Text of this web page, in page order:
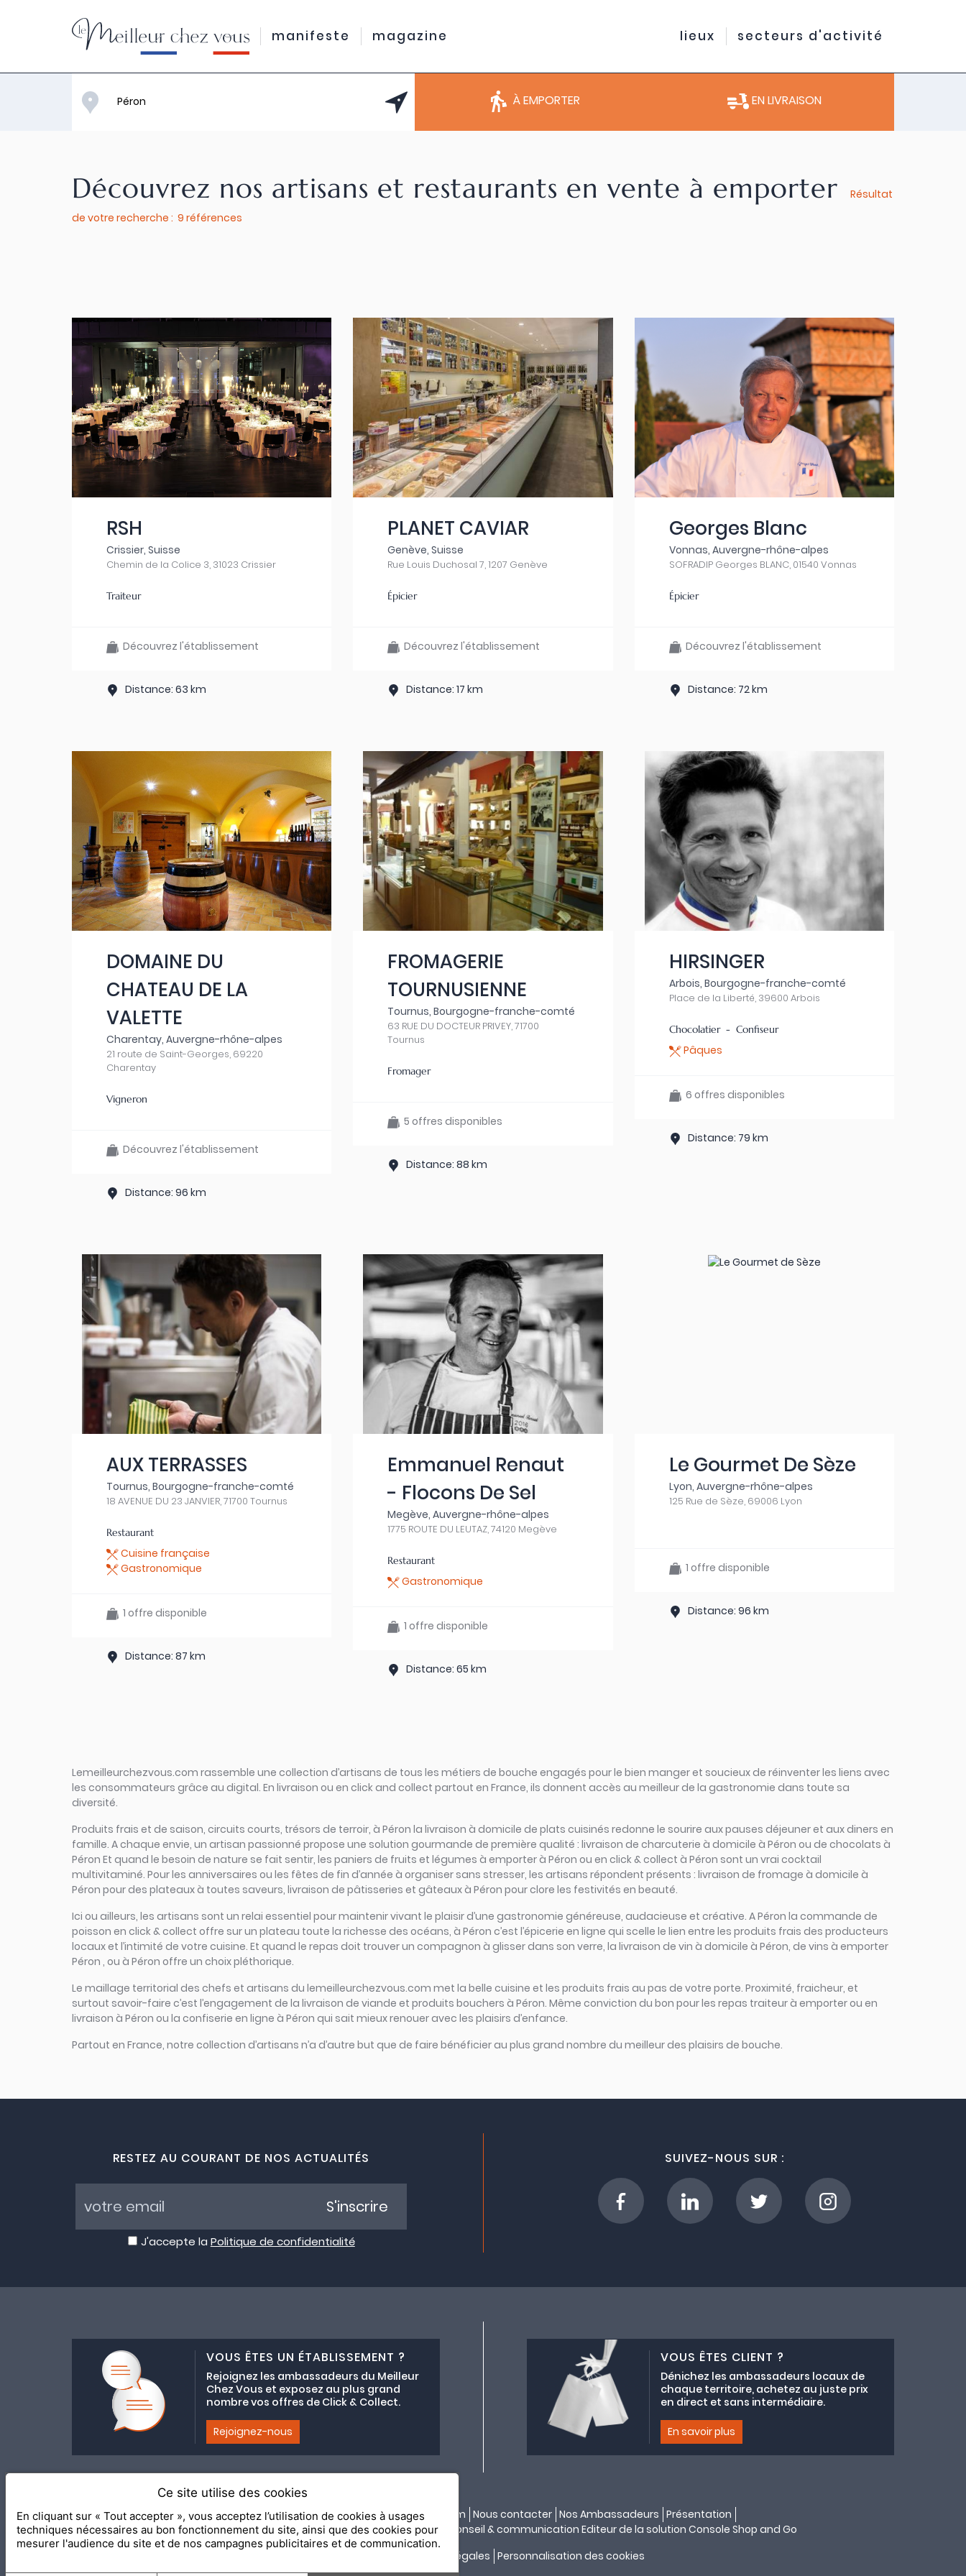
manifeste magazine lieux secteurs d'activité
À EMPORTER EN LIVRAISON
Découvrez nos artisans et restaurants en vente à emporter
Résultat
de votre recherche : 9 références
RSH
Crissier, Suisse
Chemin de la Colice 3, 31023 Crissier
Traiteur
Découvrez l'établissement
Distance: 63 km
PLANET CAVIAR
Genève, Suisse
Rue Louis Duchosal 7, 1207 Genève
Épicier
Découvrez l'établissement
Distance: 17 km
Georges Blanc
Vonnas, Auvergne-rhône-alpes
SOFRADIP Georges BLANC, 01540 Vonnas
Épicier
Découvrez l'établissement
Distance: 72 km
DOMAINE DU
CHATEAU DE LA
VALETTE
Charentay, Auvergne-rhône-alpes
21 route de Saint-Georges, 69220
Charentay
Vigneron
Découvrez l'établissement
Distance: 96 km
FROMAGERIE
TOURNUSIENNE
Tournus, Bourgogne-franche-comté
63 RUE DU DOCTEUR PRIVEY, 71700
Tournus
Fromager
5 offres disponibles
Distance: 88 km
HIRSINGER
Arbois, Bourgogne-franche-comté
Place de la Liberté, 39600 Arbois
Chocolatier - Confiseur
Pâques
6 offres disponibles
Distance: 79 km
AUX TERRASSES
Tournus, Bourgogne-franche-comté
18 AVENUE DU 23 JANVIER, 71700 Tournus
Restaurant
Cuisine française
Gastronomique
1 offre disponible
Distance: 87 km
Emmanuel Renaut
- Flocons De Sel
Megève, Auvergne-rhône-alpes
1775 ROUTE DU LEUTAZ, 74120 Megève
Restaurant
Gastronomique
1 offre disponible
Distance: 65 km
Le Gourmet De Sèze
Lyon, Auvergne-rhône-alpes
125 Rue de Sèze, 69006 Lyon
1 offre disponible
Distance: 96 km
Lemeilleurchezvous.com rassemble une collection d’artisans de tous les métiers de bouche engagés pour le bien manger et soucieux de réinventer les liens avec
les consommateurs grâce au digital. En livraison ou en click and collect partout en France, ils donnent accès au meilleur de la gastronomie dans toute sa
diversité.
Produits frais et de saison, circuits courts, trésors de terroir, à Péron la livraison à domicile de plats cuisinés redonne le sourire aux pauses déjeuner et aux diners en
famille. A chaque envie, un artisan passionné propose une solution gourmande de première qualité : livraison de charcuterie à domicile à Péron ou de chocolats à
Péron Et quand le besoin de nature se fait sentir, les paniers de fruits et légumes à emporter à Péron ou en click & collect à Péron sont un vrai cocktail
multivitaminé. Pour les anniversaires ou les fêtes de fin d’année à organiser sans stresser, les artisans répondent présents : livraison de fromage à domicile à
Péron pour des plateaux à toutes saveurs, livraison de pâtisseries et gâteaux à Péron pour clore les festivités en beauté.
Ici ou ailleurs, les artisans sont un relai essentiel pour maintenir vivant le plaisir d’une gastronomie généreuse, audacieuse et créative. A Péron la commande de
poisson en click & collect offre sur un plateau toute la richesse des océans, à Péron c’est l’épicerie en ligne qui scelle le lien entre les produits frais des producteurs
locaux et l’intimité de votre cuisine. Et quand le repas doit trouver un compagnon à glisser dans son verre, la livraison de vin à domicile à Péron, de vins à emporter
Péron , ou à Péron offre un choix pléthorique.
Le maillage territorial des chefs et artisans du lemeilleurchezvous.com met la belle cuisine et les produits frais au pas de votre porte. Proximité, fraicheur, et
surtout savoir-faire c’est l’engagement de la livraison de viande et produits bouchers à Péron. Même conviction du bon pour les repas traiteur à emporter ou en
livraison à Péron ou la confiserie en ligne à Péron qui sait mieux renouer avec les plaisirs d’enfance.
Partout en France, notre collection d’artisans n’a d’autre but que de faire bénéficier au plus grand nombre du meilleur des plaisirs de bouche.
RESTEZ AU COURANT DE NOS ACTUALITÉS
J'accepte la Politique de confidentialité
S'inscrire
SUIVEZ-NOUS SUR :
VOUS ÊTES UN ÉTABLISSEMENT ?
Rejoignez les ambassadeurs du Meilleur
Chez Vous et exposez au plus grand
nombre vos offres de Click & Collect.
Rejoignez-nous
VOUS ÊTES CLIENT ?
Dénichez les ambassadeurs locaux de
chaque territoire, achetez au juste prix
en direct et sans intermédiaire.
En savoir plus
Adhésion au collectif lemeilleurchezvous.com Nous contacter Nos Ambassadeurs Présentation
2020 Le Meilleur Chez Vous, édité parAPI & YOU| Agence conseil & communication Editeur de la solution Console Shop and Go
Mentions légales Personnalisation des cookies
Ce site utilise des cookies
En cliquant sur « Tout accepter », vous acceptez l’utilisation de cookies à usages
techniques nécessaires au bon fonctionnement du site, ainsi que des cookies pour
mesurer l'audience du site et de nos campagnes publicitaires et de communication.